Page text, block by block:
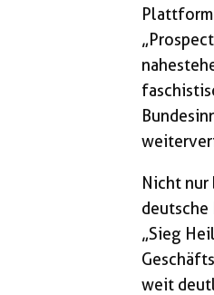
Plattform
Nicht nur
deutsche
„Sieg
weit